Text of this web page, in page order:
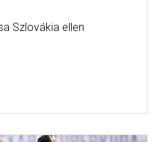
Szlovákia ellen